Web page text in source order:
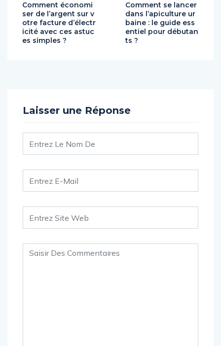
Comment économi
ser de l’argent sur v
otre facture d’électr
icité avec ces astuc
es simples ?
Comment se lancer
dans l’apiculture ur
baine : le guide ess
entiel pour débutan
ts ?
Laisser une Réponse